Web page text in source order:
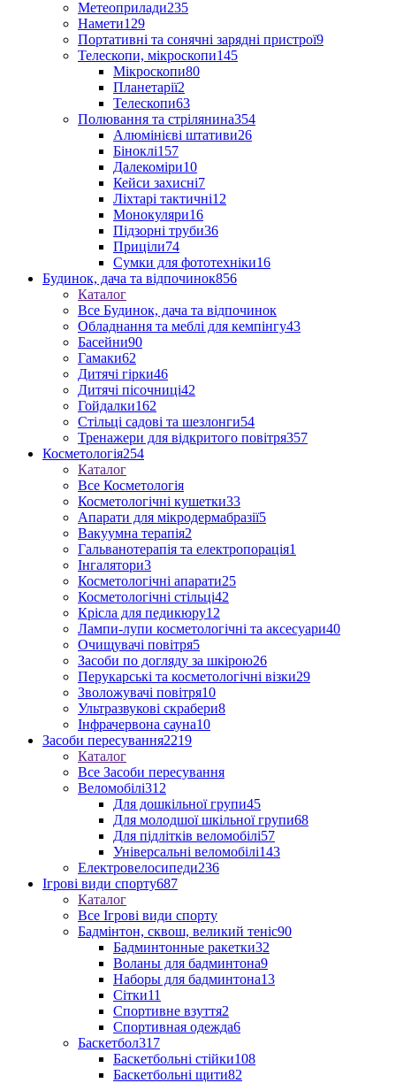
Метеоприлади235
Намети129
Портативні та сонячні зарядні пристрої9
Телескопи, мікроскопи145
Мікроскопи80
Планетарії2
Телескопи63
Полювання та стрілянина354
Алюмінієві штативи26
Біноклі157
Далекоміри10
Кейси захисні7
Ліхтарі тактичні12
Монокуляри16
Підзорні труби36
Приціли74
Сумки для фототехніки16
Будинок, дача та відпочинок856
Каталог
Все Будинок, дача та відпочинок
Обладнання та меблі для кемпінгу43
Басейни90
Гамаки62
Дитячі гірки46
Дитячі пісочниці42
Гойдалки162
Стільці садові та шезлонги54
Тренажери для відкритого повітря357
Косметологія254
Каталог
Все Косметологія
Косметологічні кушетки33
Апарати для мікродермабразії5
Вакуумна терапія2
Гальванотерапія та електропорація1
Інгалятори3
Косметологічні апарати25
Косметологічні стільці42
Крісла для педикюру12
Лампи-лупи косметологічні та аксесуари40
Очищувачі повітря5
Засоби по догляду за шкірою26
Перукарські та косметологічні візки29
Зволожувачі повітря10
Ультразвукові скрабери8
Інфрачервона сауна10
Засоби пересування2219
Каталог
Все Засоби пересування
Веломобілі312
Для дошкільної групи45
Для молодшої шкільної групи68
Для підлітків веломобілі57
Універсальні веломобілі143
Електровелосипеди236
Ігрові види спорту687
Каталог
Все Ігрові види спорту
Бадмінтон, сквош, великий теніс90
Бадминтонные ракетки32
Воланы для бадминтона9
Наборы для бадминтона13
Сітки11
Спортивне взуття2
Спортивная одежда6
Баскетбол317
Баскетбольні стійки108
Баскетбольні щити82